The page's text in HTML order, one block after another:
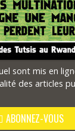
sont mis en
des articles
ABONNEZ-VOUS